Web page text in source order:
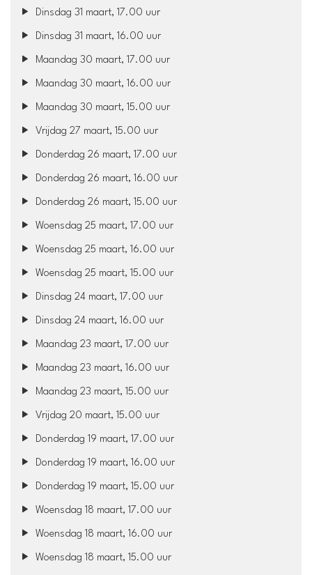
Dinsdag 31 maart, 17.00 uur
Dinsdag 31 maart, 16.00 uur
Maandag 30 maart, 17.00 uur
Maandag 30 maart, 16.00 uur
Maandag 30 maart, 15.00 uur
Vrijdag 27 maart, 15.00 uur
Donderdag 26 maart, 17.00 uur
Donderdag 26 maart, 16.00 uur
Donderdag 26 maart, 15.00 uur
Woensdag 25 maart, 17.00 uur
Woensdag 25 maart, 16.00 uur
Woensdag 25 maart, 15.00 uur
Dinsdag 24 maart, 17.00 uur
Dinsdag 24 maart, 16.00 uur
Maandag 23 maart, 17.00 uur
Maandag 23 maart, 16.00 uur
Maandag 23 maart, 15.00 uur
Vrijdag 20 maart, 15.00 uur
Donderdag 19 maart, 17.00 uur
Donderdag 19 maart, 16.00 uur
Donderdag 19 maart, 15.00 uur
Woensdag 18 maart, 17.00 uur
Woensdag 18 maart, 16.00 uur
Woensdag 18 maart, 15.00 uur